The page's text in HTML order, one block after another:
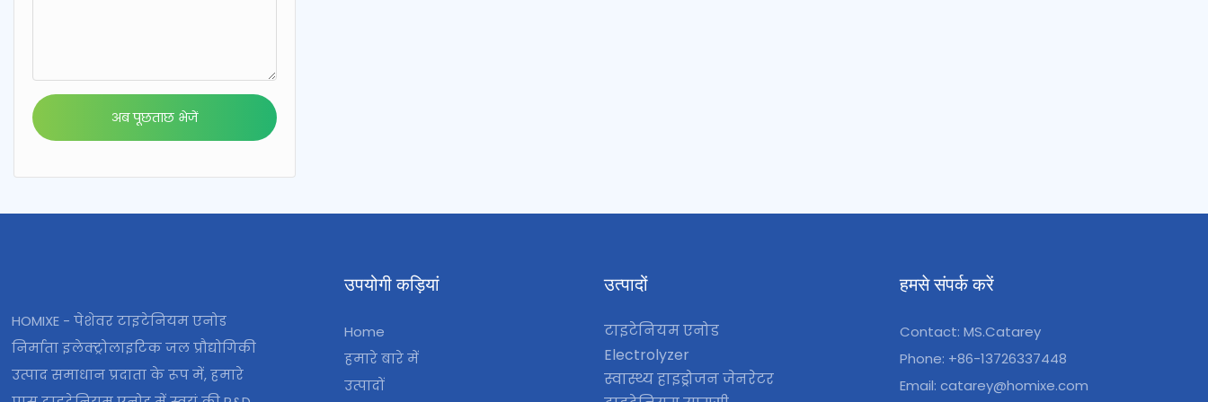
अब पूछताछ भेजें
HOMIXE - पेशेवर टाइटेनियम एनोड
निर्माता इलेक्ट्रोलाइटिक जल प्रौद्योगिकी
उत्पाद समाधान प्रदाता के रूप में, हमारे
उपयोगी कड़ियां
Home
हमारे बारे में
उत्पादों
उत्पादों
टाइटेनियम एनोड
Electrolyzer
स्वास्थ्य हाइड्रोजन जेनरेटर
हमसे संपर्क करें
Contact: MS.Catarey
Phone: +86-13726337448
Email:catarey@homixe.com